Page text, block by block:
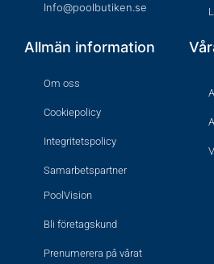
Info@poolbutiken.se
Allmän information
Om oss
Cookiepolicy
Integritetspolicy
Samarbetspartner
PoolVision
Bli företagskund
Prenumerera på vårat